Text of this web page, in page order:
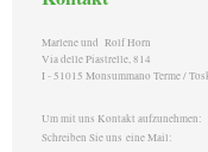
Marlene und Rolf Horn
Via delle Piastrelle, 814
I - 51015 Monsummano Terme /
Um mit uns Kontakt aufzunehmen:
Schreiben Sie uns eine Mail: